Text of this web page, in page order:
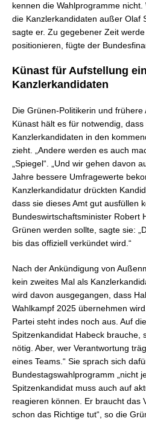
kennen die Wahlprogramme
die Kanzlerkandidaten außer Olaf
sagte er. Zu gegebener Zeit
positionieren, fügte der
Künast für Aufstellung
Kanzlerkandidaten
Die Grünen-Politikerin und
Künast hält es für notwendig,
Kanzlerkandidaten in den
zieht. „Andere werden es auch
„Spiegel“. „Und wir gehen davon
Jahre bessere Umfragewerte
Kanzlerkandidatur drückten
dass sie dieses Amt gut ausfüllen
Bundeswirtschaftsminister Robert
Grünen werden sollte, sagte sie:
bis das offiziell verkündet wird.“
Nach der Ankündigung von
kein zweites Mal als
wird davon ausgegangen, dass
Wahlkampf 2025 übernehmen
Partei steht indes noch aus. Auf
Spitzenkandidat Habeck brauche,
nötig. Aber, wer Verantwortung
eines Teams.“ Sie sprach sich
Bundestagswahlprogramm „nicht
Spitzenkandidat muss auch auf
reagieren können. Er braucht das
schon das Richtige tut“, so die